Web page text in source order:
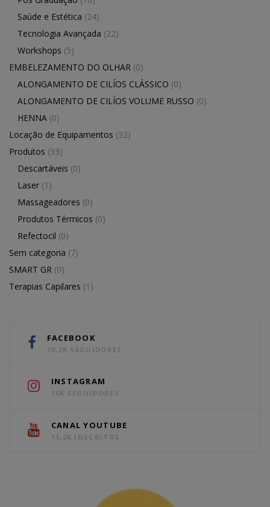
Saúde e Estética (24)
Tecnologia Avançada (22)
Workshops (5)
EMBELEZAMENTO DO OLHAR (0)
ALONGAMENTO DE CILÍOS CLÁSSICO (0)
ALONGAMENTO DE CILÍOS VOLUME RUSSO (0)
HENNA (0)
Locação de Equipamentos (32)
Produtos (33)
Descartáveis (0)
Laser (1)
Massageadores (0)
Produtos Térmicos (0)
Refectocil (0)
Sem categoria (7)
SMART GR (0)
Terapias Capilares (1)
FACEBOOK
20,2K SEGUIDORES
INSTAGRAM
16K SEGUIDORES
CANAL YOUTUBE
11,2K INSCRITOS